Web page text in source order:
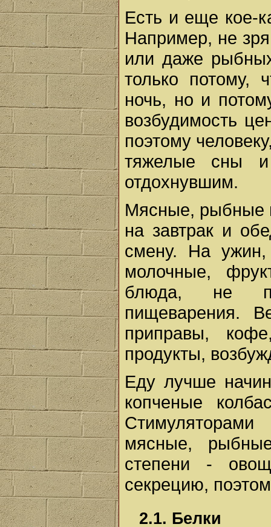
Есть и еще кое-
Например, не
или даже
только потому,
ночь, но и
возбудимость
поэтому
тяжелые сны и
отдохнувшим.
Мясные, рыбные
на завтрак и
смену. На
молочные,
блюда, не
пищеварения.
приправы,
продукты,
Еду лучше
копченые
мясные,
степени -
секрецию,
2.1. Белки